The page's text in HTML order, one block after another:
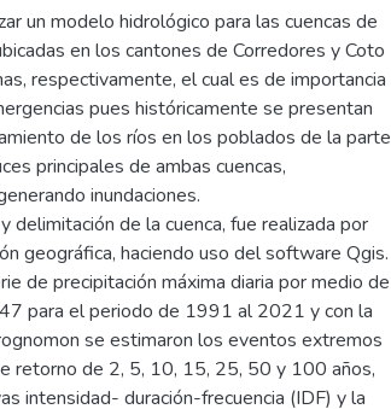
un modelo hidrológico para las cuencas de
en los cantones de Corredores y Coto
respectivamente, el cual es de importancia
pues históricamente se presentan
de los ríos en los poblados de la parte
principales de ambas cuencas,
inundaciones.
delimitación de la cuenca, fue realizada por
geográfica, haciendo uso del software Qgis.
de precipitación máxima diaria por medio de
para el periodo de 1991 al 2021 y con la
se estimaron los eventos extremos
retorno de 2, 5, 10, 15, 25, 50 y 100 años,
intensidad- duración-frecuencia (IDF) y la